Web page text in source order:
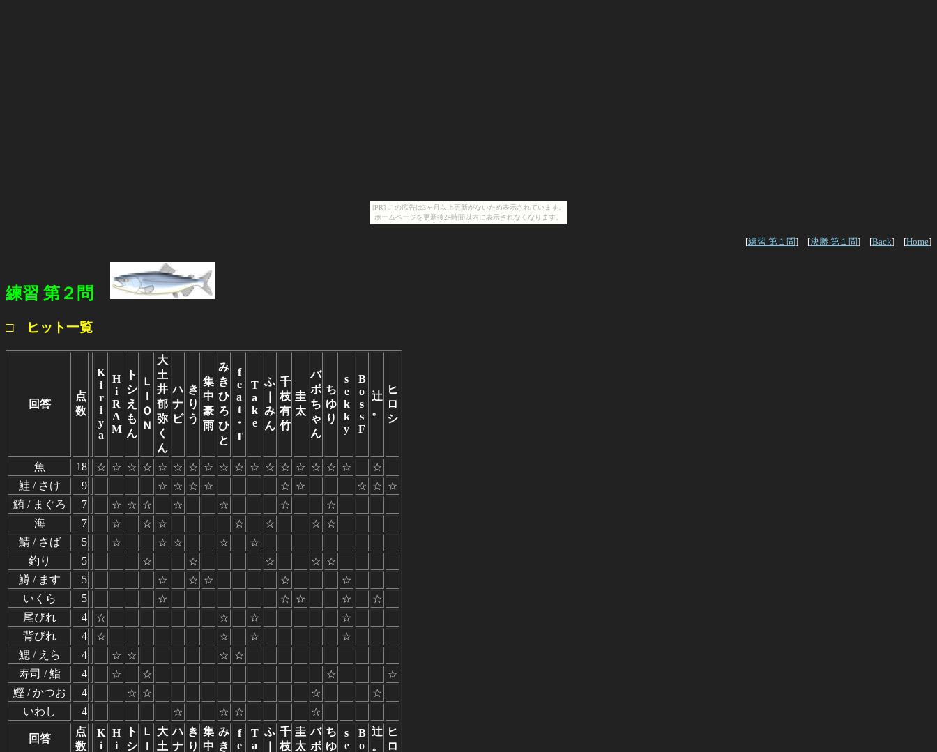
[PR] この広告は3ヶ月以上更新がないため表示されています。
ホームページを更新後24時間以内に表示されなくなります。
[練習 第１問] [決勝 第１問] [Back] [Home]
練習 第２問
□ ヒット一覧
回答
点
数
K
i
r
i
y
a
H
i
R
A
M
ト
シ
え
も
ん
Ｌ
Ｉ
Ｏ
Ｎ
大
土
井
郁
弥
く
ん
ハ
ナ
ビ
き
り
う
集
中
豪
雨
み
き
ひ
ろ
ひ
と
f
e
a
t
・
T
T
a
k
e
ふ
み
ん
千
枝
有
竹
圭
太
バ
ボ
ち
ゃ
ん
ち
ゆ
り
s
e
k
k
y
B
o
s
s
F
辻
。
ヒ
ロ
シ
魚 18 ☆ ☆ ☆ ☆ ☆ ☆ ☆ ☆ ☆ ☆ ☆ ☆ ☆ ☆ ☆ ☆ ☆
☆
鮭 / さけ
9 ☆ ☆ ☆ ☆ ☆ ☆ ☆ ☆ ☆
鮪 / まぐろ
7 ☆ ☆ ☆ ☆ ☆ ☆
☆
海
7 ☆ ☆ ☆ ☆ ☆ ☆ ☆
鯖 / さば
5 ☆ ☆ ☆ ☆
☆
釣り
5 ☆ ☆ ☆ ☆ ☆
鱒 / ます
5 ☆ ☆ ☆ ☆
☆
いくら
5 ☆ ☆ ☆ ☆
☆
尾びれ
4 ☆ ☆ ☆
☆
背びれ
4 ☆ ☆ ☆
☆
鰓 / えら
4 ☆ ☆ ☆ ☆
寿司 / 鮨
4 ☆ ☆ ☆
☆
鰹 / かつお
4 ☆ ☆ ☆
☆
いわし
4 ☆ ☆ ☆ ☆
回答
点
数
K
i
H
i
ト
シ
Ｌ
Ｉ
大
土
ハ
ナ
き
り
集
中
み
き
f
e
T
a
ふ 千
枝
圭
太
バ
ボ
ち
ゆ
s
e
B
o
辻
。
ヒ
ロ